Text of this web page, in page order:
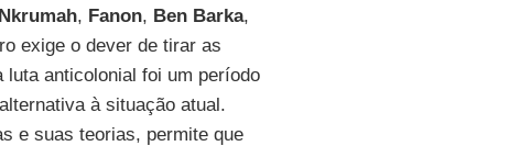
Nkrumah, Fanon, Ben Barka,
exige o dever de tirar as
anticolonial foi um período
à situação atual.
e suas teorias, permite que